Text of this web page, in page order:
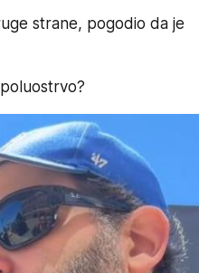
strane, pogodio da je